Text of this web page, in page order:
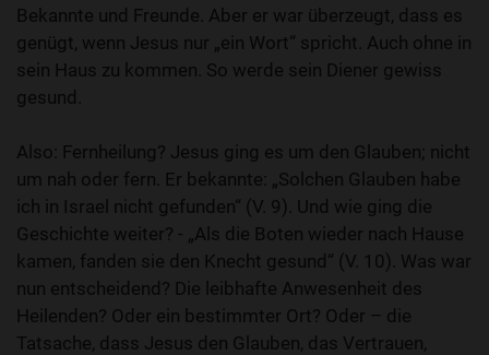
Bekannte und Freunde. Aber er war überzeugt, dass es
genügt, wenn Jesus nur „ein Wort“ spricht. Auch ohne in
sein Haus zu kommen. So werde sein Diener gewiss
gesund.
Also: Fernheilung? Jesus ging es um den Glauben; nicht
um nah oder fern. Er bekannte: „Solchen Glauben habe
ich in Israel nicht gefunden“ (V. 9). Und wie ging die
Geschichte weiter? - „Als die Boten wieder nach Hause
kamen, fanden sie den Knecht gesund“ (V. 10). Was war
nun entscheidend? Die leibhafte Anwesenheit des
Heilenden? Oder ein bestimmter Ort? Oder – die
Tatsache, dass Jesus den Glauben, das Vertrauen,